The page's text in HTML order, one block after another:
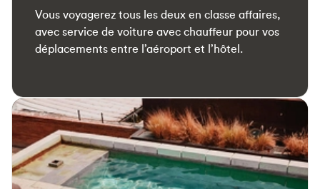
Vous voyagerez tous les deux en classe affaires,
avec service de voiture avec chauffeur pour vos
déplacements entre l’aéroport et l’hôtel.